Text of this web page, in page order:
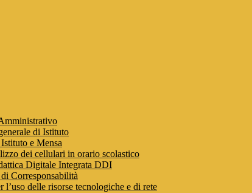
di Istituto
e Mensa
dei cellulari in orario scolastico
Digitale Integrata DDI
Corresponsabilità
l’uso delle risorse tecnologiche e di rete